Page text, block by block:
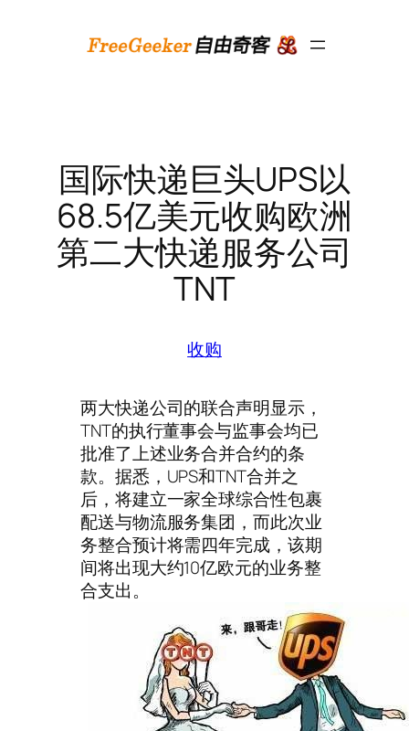
国际快递巨头UPS以
68.5亿美元收购欧洲
第二大快递服务公司
TNT
收购
两大快递公司的联合声明显示，
TNT的执行董事会与监事会均已
批准了上述业务合并合约的条
款。据悉，UPS和TNT合并之
后，将建立一家全球综合性包裹
配送与物流服务集团，而此次业
务整合预计将需四年完成，该期
间将出现大约10亿欧元的业务整
合支出。